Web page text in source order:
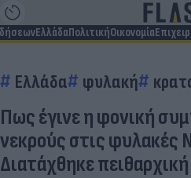
ΕλλάδαΠολιτικήΟικονομία
Ελλάδα φυλακή
Πως έγινε η φονική
νεκρούς στις φυλακές
Διατάχθηκε